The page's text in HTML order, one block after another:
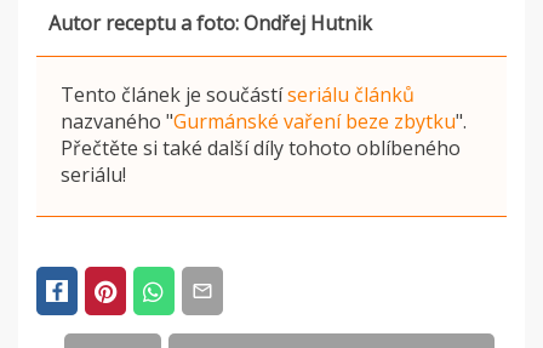
Autor receptu a foto: Ondřej Hutnik
Tento článek je součástíseriálu článků
nazvaného "Gurmánské vaření beze zbytku".
Přečtěte si také další díly tohoto oblíbeného
seriálu!